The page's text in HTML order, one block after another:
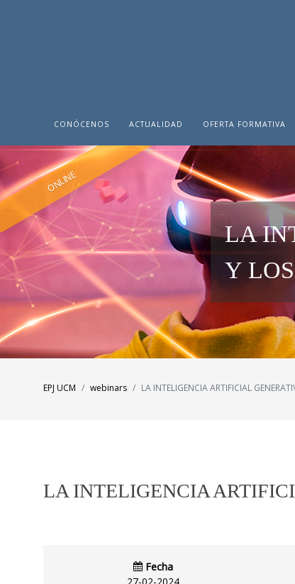
CONÓCENOS ACTUALIDAD OFERTA FORMATIVA
ONLINE
LA
Y
EPJ UCM webinars LA INTELIGENCIA ARTIFICIAL
LA INTELIGENCIA
Fecha